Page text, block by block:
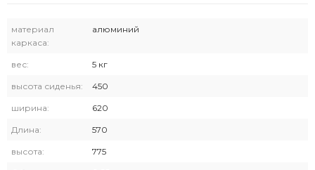
материал
каркаса:
алюминий
вес: 5 кг
высота сиденья: 450
ширина: 620
Длина: 570
высота: 775